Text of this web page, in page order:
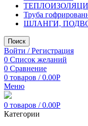
Труба
ШЛАНГИ,
Поиск
Войти / Регистрация
0 Список желаний
0 Сравнение
0 товаров / 0.00Р
Меню
0 товаров / 0.00Р
Категории